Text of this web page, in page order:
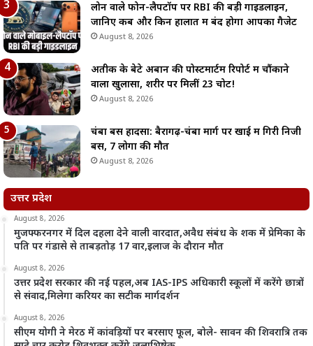
लोन वाले फोन-लैपटॉप पर RBI की बड़ी गाइडलाइन,
जानिए कब और किन हालात में बंद होगा आपका गैजेट
August 8, 2026
अतीक के बेटे अबान की पोस्टमार्टम रिपोर्ट में चौंकाने
वाला खुलासा, शरीर पर मिलीं 23 चोटें!
August 8, 2026
चंबा बस हादसा: बैरागढ़-चंबा मार्ग पर खाई में गिरी निजी
बस, 7 लोगों की मौत
August 8, 2026
उत्तर प्रदेश
August 8, 2026
मुजफ्फरनगर में दिल दहला देने वाली वारदात,अवैध संबंध के शक में प्रेमिका के
पति पर गंडासे से ताबड़तोड़ 17 वार,इलाज के दौरान मौत
August 8, 2026
उत्तर प्रदेश सरकार की नई पहल,अब IAS-IPS अधिकारी स्कूलों में करेंगे छात्रों
से संवाद,मिलेगा करियर का सटीक मार्गदर्शन
August 8, 2026
सीएम योगी ने मेरठ में कांवड़ियों पर बरसाए फूल, बोले- सावन की शिवरात्रि तक